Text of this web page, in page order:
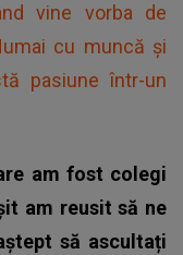
vine vorba de
cu muncă şi
pasiune într-un
am fost colegi
am reusit să ne
să ascultați